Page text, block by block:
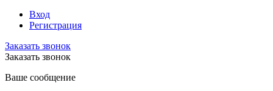
Вход
Регистрация
Заказать звонок
Заказать звонок
Ваше сообщение